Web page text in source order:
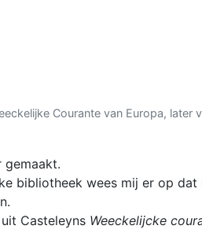
Courante van Europa,
gemaakt.
bibliotheek wees mij er op
Casteleyns Weeckelijcke